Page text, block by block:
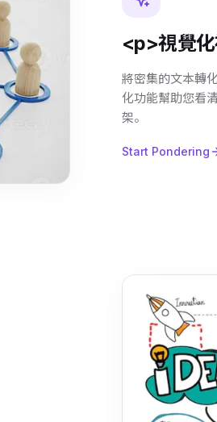
<p>視覺
將密集的文本轉
化功能幫助您看
架。
Start Pondering